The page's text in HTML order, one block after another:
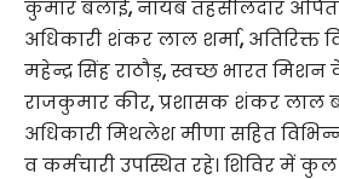
कुमार बलाई,नायब तहसीलदार
अधिकारी शंकर लाल शर्मा,अतिरिक्त
महेन्द्र सिंह राठौड़,स्वच्छ भारत मिशन
राजकुमार कीर,प्रशासक शंकर लाल
अधिकारी मिथलेश मीणा सहित
व कर्मचारी उपस्थित रहे। शिविर में